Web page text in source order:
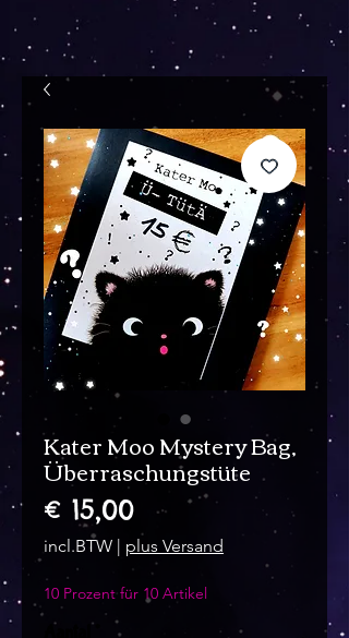
Kater Moo Mystery Bag,
Überraschungstüte
€ 15,00Prijs
incl.BTW | plus Versand
10 Prozent für 10 Artikel